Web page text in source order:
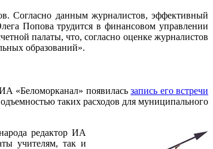
Согласно данным журналистов, эффективный
Попова трудится в финансовом управлении
палаты, что, согласно оценке журналистов
образований».
«Беломорканал» появиласьзапись его встречи
таких расходов для муниципального
редактор ИА
учителям, так и